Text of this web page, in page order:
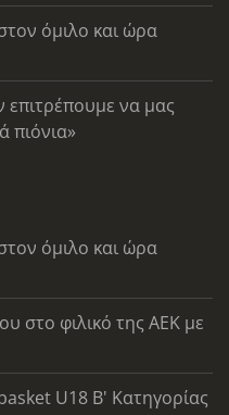
όμιλο και ώρα
επιτρέπουμε να μας
πιόνια»
όμιλο και ώρα
στο φιλικό της ΑΕΚ με
U18 Β' Κατηγορίας